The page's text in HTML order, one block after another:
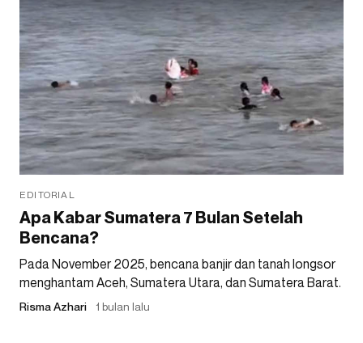
EDITORIAL
Apa Kabar Sumatera 7 Bulan Setelah
Bencana?
Pada November 2025, bencana banjir dan tanah longsor
menghantam Aceh, Sumatera Utara, dan Sumatera Barat.
Risma Azhari 1 bulan lalu